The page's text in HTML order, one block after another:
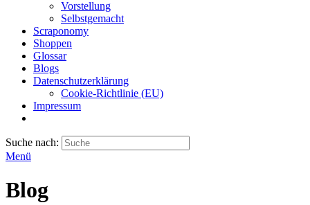
Vorstellung
Selbstgemacht
Scraponomy
Shoppen
Glossar
Blogs
Datenschutzerklärung
Cookie-Richtlinie (EU)
Impressum
Suche nach:
Menü
Blog